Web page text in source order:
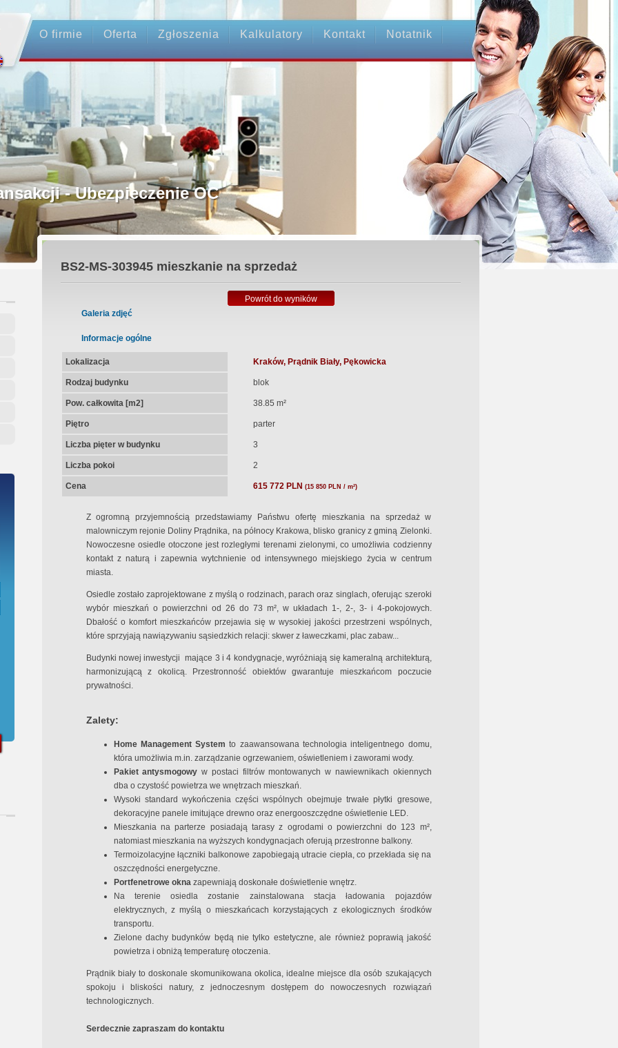
O firmie Oferta Zgłoszenia Kalkulatory Kontakt Notatnik
- Ubezpieczenie OC
Umowa Notarialna
BS2-MS-303945mieszkanie na sprzedaż
Powrót do wyników
Galeria zdjęć
Informacje ogólne
Lokalizacja Kraków, Prądnik Biały, Pękowicka
Rodzaj budynku blok
Pow. całkowita [m2] 38.85 m²
Piętro parter
Liczba pięter w budynku 3
Liczba pokoi 2
Cena 615 772 PLN (15 850 PLN / m²)
Z ogromną przyjemnością przedstawiamy Państwu ofertę mieszkania na sprzedaż w
malowniczym rejonie Doliny Prądnika, na północy Krakowa, blisko granicy z gminą Zielonki.
Nowoczesne osiedle otoczone jest rozległymi terenami zielonymi, co umożliwia codzienny
kontakt z naturą i zapewnia wytchnienie od intensywnego miejskiego życia w centrum
miasta.
Osiedle zostało zaprojektowane z myślą o rodzinach, parach oraz singlach, oferując szeroki
wybór mieszkań o powierzchni od 26 do 73 m², w układach 1-, 2-, 3- i 4-pokojowych.
Dbałość o komfort mieszkańców przejawia się w wysokiej jakości przestrzeni wspólnych,
które sprzyjają nawiązywaniu sąsiedzkich relacji: skwer z ławeczkami, plac zabaw...
Budynki nowej inwestycji mające 3 i 4 kondygnacje, wyróżniają się kameralną architekturą,
harmonizującą z okolicą. Przestronność obiektów gwarantuje mieszkańcom poczucie
prywatności.
Zalety:
Home Management System to zaawansowana technologia inteligentnego domu,
która umożliwia m.in. zarządzanie ogrzewaniem, oświetleniem i zaworami wody.
Pakiet antysmogowy w postaci filtrów montowanych w nawiewnikach okiennych
dba o czystość powietrza we wnętrzach mieszkań.
Wysoki standard wykończenia części wspólnych obejmuje trwałe płytki gresowe,
dekoracyjne panele imitujące drewno oraz energooszczędne oświetlenie LED.
Mieszkania na parterze posiadają tarasy z ogrodami o powierzchni do 123 m²,
natomiast mieszkania na wyższych kondygnacjach oferują przestronne balkony.
Termoizolacyjne łączniki balkonowe zapobiegają utracie ciepła, co przekłada się na
oszczędności energetyczne.
Portfenetrowe oknazapewniają doskonałe doświetlenie wnętrz.
Na terenie osiedla zostanie zainstalowana stacja ładowania pojazdów
elektrycznych, z myślą o mieszkańcach korzystających z ekologicznych środków
transportu.
Zielone dachy budynków będą nie tylko estetyczne, ale również poprawią jakość
powietrza i obniżą temperaturę otoczenia.
Prądnik biały to doskonale skomunikowana okolica, idealne miejsce dla osób szukających
spokoju i bliskości natury, z jednoczesnym dostępem do nowoczesnych rozwiązań
technologicznych.
Serdecznie zapraszam do kontaktu